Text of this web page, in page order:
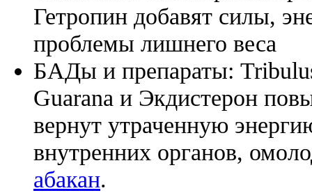
Гетропин добавят силы,
проблемы лишнего веса
БАДы и препараты:
Guarana и Экдистерон
вернут утраченную
внутренних органов,
абакан.